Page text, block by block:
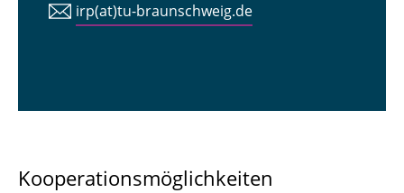
irp(at)tu-braunschweig.de
Kooperationsmöglichkeiten